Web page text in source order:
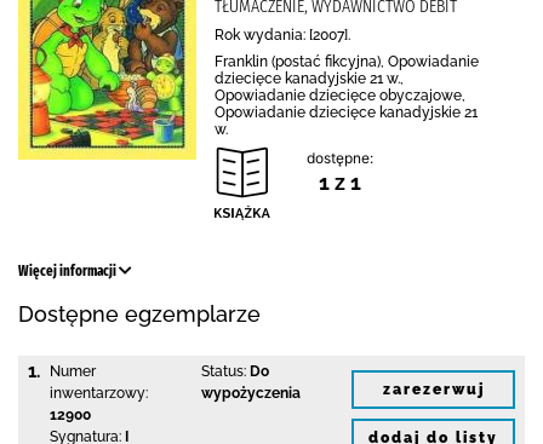
TŁUMACZENIE, WYDAWNICTWO DEBIT
Rok wydania: [2007].
Franklin (postać fikcyjna), Opowiadanie
dziecięce kanadyjskie 21 w.,
Opowiadanie dziecięce obyczajowe,
Opowiadanie dziecięce kanadyjskie 21
w.
dostępne:
1 z 1
Więcej informacji
Dostępne egzemplarze
1.
Numer
inwentarzowy:
12900
Sygnatura:
Status: Do
wypożyczenia
zarezerwuj
dodaj do listy